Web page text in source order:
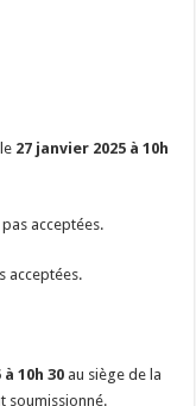
27 janvier 2025 à 10h
acceptées.
acceptées.
10h 30 au siège de la
soumissionné.